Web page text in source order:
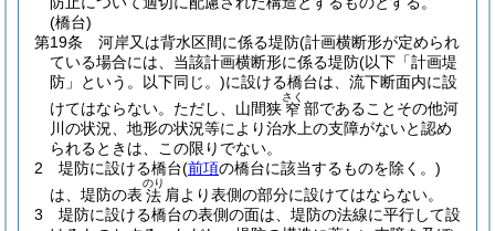
(橋台)
第19条
河岸又は背水区間に係る堤防(計画横断形が定められ
ている場合には、当該計画横断形に係る堤防(以下「計画堤
防」という。以下同じ。)に設ける橋台は、流下断面内に設
けてはならない。ただし、山間狭 窄
さく
部であることその他河
川の状況、地形の状況等により治水上の支障がないと認め
られるときは、この限りでない。
2
堤防に設ける橋台(前項の橋台に該当するものを除く。)
は、堤防の表法
のり
肩より表側の部分に設けてはならない。
3
堤防に設ける橋台の表側の面は、堤防の法線に平行して設